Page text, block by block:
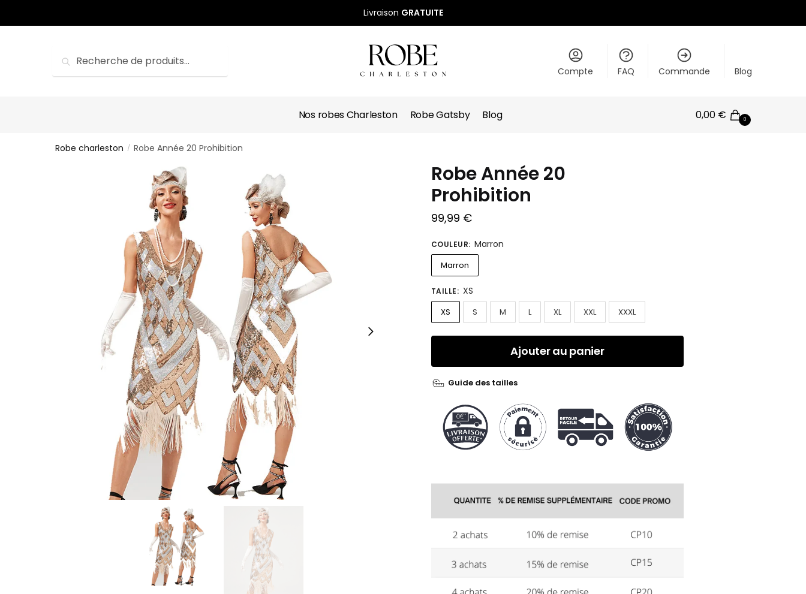
Livraison GRATUITE
pour :
Recherche
Compte FAQ Commande Blog
Nos robes Charleston Robe Gatsby Blog 0,00 € 0
Robe charleston / Robe Année 20 Prohibition
Robe Année 20
Prohibition
99,99 €
COULEUR: Marron
Marron
TAILLE: XS
XS S M L XL XXL XXXL
Ajouter au panier
Guide des tailles